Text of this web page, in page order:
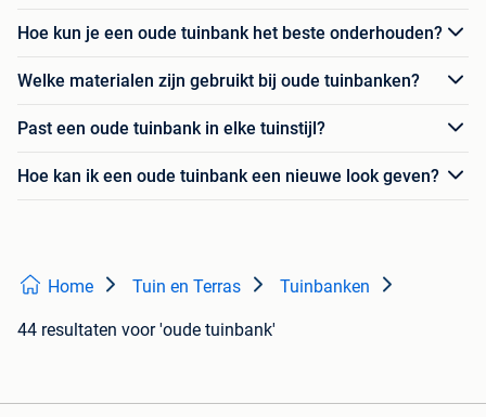
Hoe kun je een oude tuinbank het beste onderhouden?
Welke materialen zijn gebruikt bij oude tuinbanken?
Past een oude tuinbank in elke tuinstijl?
Hoe kan ik een oude tuinbank een nieuwe look geven?
Home Tuin en Terras Tuinbanken
44 resultaten voor 'oude tuinbank'